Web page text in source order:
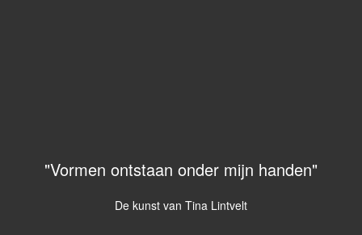
"Vormen ontstaan onder mijn handen"
De kunst van Tina Lintvelt